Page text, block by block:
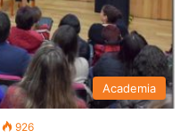
Academia
926